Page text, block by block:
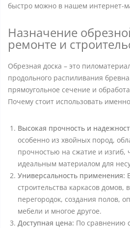
быстро можно в нашем интернет-
Назначение
ремонте и
Обрезная доска – это
продольного распиливания
прямоугольное сечение и
Почему стоит использовать
Высокая прочность и
особенно из хвойных пород,
прочностью на сжатие и изгиб,
идеальным материалом для
Универсальность применения:
строительства каркасов домов,
перегородок, создания полов,
мебели и многое другое.
Доступная цена: По сравнению